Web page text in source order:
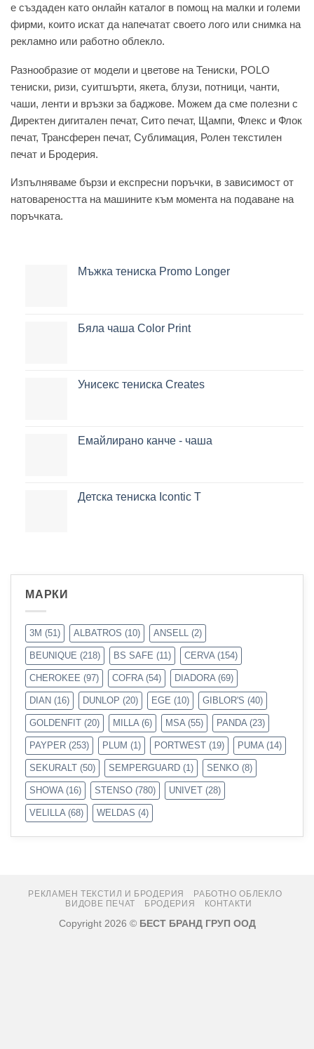
e създаден като онлайн каталог в помощ на малки и големи
фирми, които искат да напечатат своето лого или снимка на
рекламно или работно облекло.
Разнообразие от модели и цветове на Тениски, POLO
тениски, ризи, суитшърти, якета, блузи, потници, чанти,
чаши, ленти и връзки за баджове. Можем да сме полезни с
Директен дигитален печат, Сито печат, Щампи, Флекс и Флок
печат, Трансферен печат, Сублимация, Ролен текстилен
печат и Бродерия.
Изпълняваме бързи и експресни поръчки, в зависимост от
натовареността на машините към момента на подаване на
поръчката.
Мъжка тениска Promo Longer
Бяла чаша Color Print
Унисекс тениска Creates
Емайлирано канче - чаша
Детска тениска Icontic T
МАРКИ
3M (51) ALBATROS (10) ANSELL (2)
BEUNIQUE (218) BS SAFE (11) CERVA(154)
CHEROKEE (97) COFRA(54) DIADORA(69)
DIAN (16) DUNLOP (20) EGE (10) GIBLOR'S (40)
GOLDENFIT (20) MILLA(6) MSA(55) PANDA(23)
PAYPER (253) PLUM (1) PORTWEST (19) PUMA(14)
SEKURALT (50) SEMPERGUARD (1) SENKO (8)
SHOWA(16) STENSO (780) UNIVET (28)
VELILLA(68) WELDAS (4)
РЕКЛАМЕН ТЕКСТИЛ И БРОДЕРИЯ
РАБОТНО ОБЛЕКЛО
ВИДОВЕ ПЕЧАТ
БРОДЕРИЯ КОНТАКТИ
Copyright 2026 © БЕСТ БРАНД ГРУП ООД